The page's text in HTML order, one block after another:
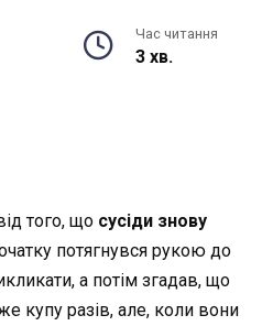
Час читання
3 хв.
того, що сусіди знову
потягнувся рукою до
а потім згадав, що
купу разів, але, коли вони